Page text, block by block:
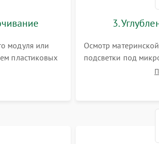
модуля или
пластиковых
шлейфов
3.
Осмотр
подсветки под
напряжений в